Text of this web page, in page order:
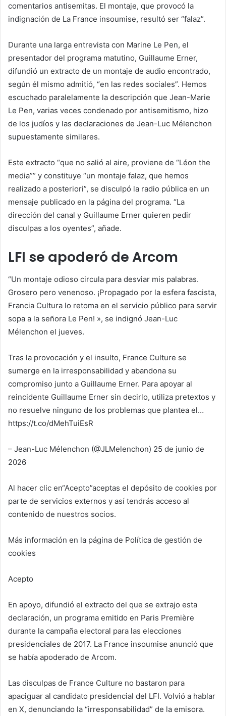
comentarios antisemitas. El montaje, que provocó la
indignación de La France insoumise, resultó ser “falaz”.
Durante una larga entrevista con Marine Le Pen, el
presentador del programa matutino, Guillaume Erner,
difundió un extracto de un montaje de audio encontrado,
según él mismo admitió, “en las redes sociales”. Hemos
escuchado paralelamente la descripción que Jean-Marie
Le Pen, varias veces condenado por antisemitismo, hizo
de los judíos y las declaraciones de Jean-Luc Mélenchon
supuestamente similares.
Este extracto “que no salió al aire, proviene de “Léon the
media”” y constituye “un montaje falaz, que hemos
realizado a posteriori”, se disculpó la radio pública en un
mensaje publicado en la página del programa. “La
dirección del canal y Guillaume Erner quieren pedir
disculpas a los oyentes”, añade.
LFI se apoderó de Arcom
“Un montaje odioso circula para desviar mis palabras.
Grosero pero venenoso. ¡Propagado por la esfera fascista,
Francia Cultura lo retoma en el servicio público para servir
sopa a la señora Le Pen! », se indignó Jean-Luc
Mélenchon el jueves.
Tras la provocación y el insulto, France Culture se
sumerge en la irresponsabilidad y abandona su
compromiso junto a Guillaume Erner. Para apoyar al
reincidente Guillaume Erner sin decirlo, utiliza pretextos y
no resuelve ninguno de los problemas que plantea el…
https://t.co/dMehTuiEsR
– Jean-Luc Mélenchon (@JLMelenchon) 25 de junio de
2026
Al hacer clic en“Acepto”aceptas el depósito de cookies por
parte de servicios externos y así tendrás acceso al
contenido de nuestros socios.
Más información en la página de Política de gestión de
cookies
Acepto
En apoyo, difundió el extracto del que se extrajo esta
declaración, un programa emitido en Paris Première
durante la campaña electoral para las elecciones
presidenciales de 2017. La France insoumise anunció que
se había apoderado de Arcom.
Las disculpas de France Culture no bastaron para
apaciguar al candidato presidencial del LFI. Volvió a hablar
en X, denunciando la “irresponsabilidad” de la emisora.